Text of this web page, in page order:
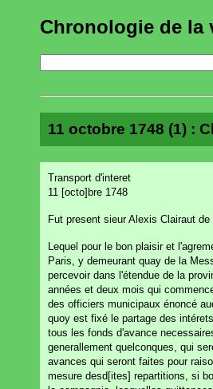
Chronologie de la
11 octobre 1748 (1) :
Transport d'interet
11 [octo]bre 1748
Fut present sieur Alexis Clairaut
Lequel pour le bon plaisir et
Paris, y demeurant quay de la
percevoir dans l'étendue de la
années et deux mois qui
des officiers municipaux énoncé
quoy est fixé le partage des
tous les fonds d'avance
generallement quelconques, qui
avances qui seront faites pour
mesure desd[ites] repartitions, si